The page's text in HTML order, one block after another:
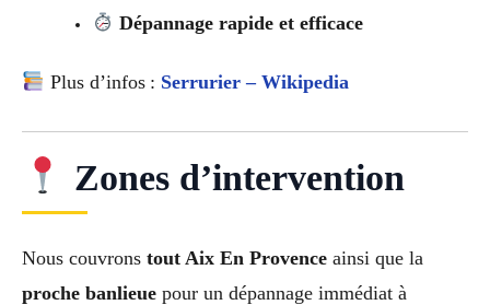
Dépannage rapide et efficace
Plus d’infos : Serrurier – Wikipedia
Zones d’intervention
Nous couvrons tout Aix En Provence ainsi que la
proche banlieue pour un dépannage immédiat à